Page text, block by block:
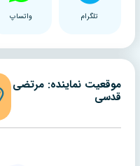
تلگرام واتساپ
موقعیت نماینده: مرتضی
قدسی